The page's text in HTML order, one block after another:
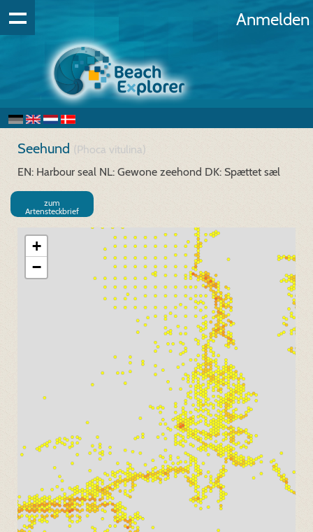
Anmelden
Seehund (Phoca vitulina)
EN: Harbour seal NL: Gewone zeehond DK: Spættet sæl
zum
Artensteckbrief
+
−